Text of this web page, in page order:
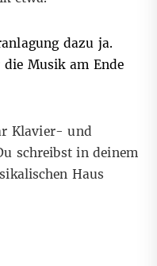
dazu ja.
Musik am Ende
Klavier- und
schreibst in deinem
Haus